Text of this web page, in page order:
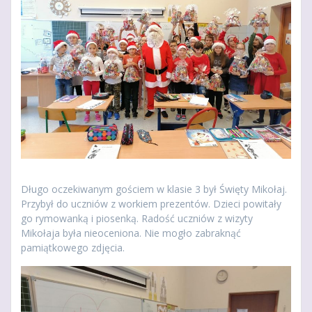
Długo oczekiwanym gościem w klasie 3 był Święty Mikołaj.
Przybył do uczniów z workiem prezentów. Dzieci powitały
go rymowanką i piosenką. Radość uczniów z wizyty
Mikołaja była nieoceniona. Nie mogło zabraknąć
pamiątkowego zdjęcia.